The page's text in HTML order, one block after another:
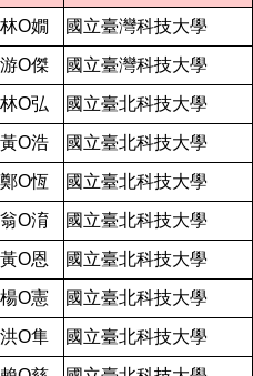
林O嫺 國立臺灣科技大學
游O傑 國立臺灣科技大學
林O弘 國立臺北科技大學
黃O浩 國立臺北科技大學
鄭O恆 國立臺北科技大學
翁O淯 國立臺北科技大學
黃O恩 國立臺北科技大學
楊O憲 國立臺北科技大學
洪O隼 國立臺北科技大學